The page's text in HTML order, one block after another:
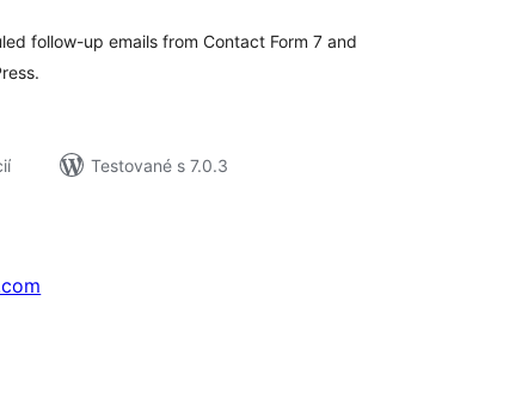
follow-up emails from Contact Form 7 and
Testované s 7.0.3